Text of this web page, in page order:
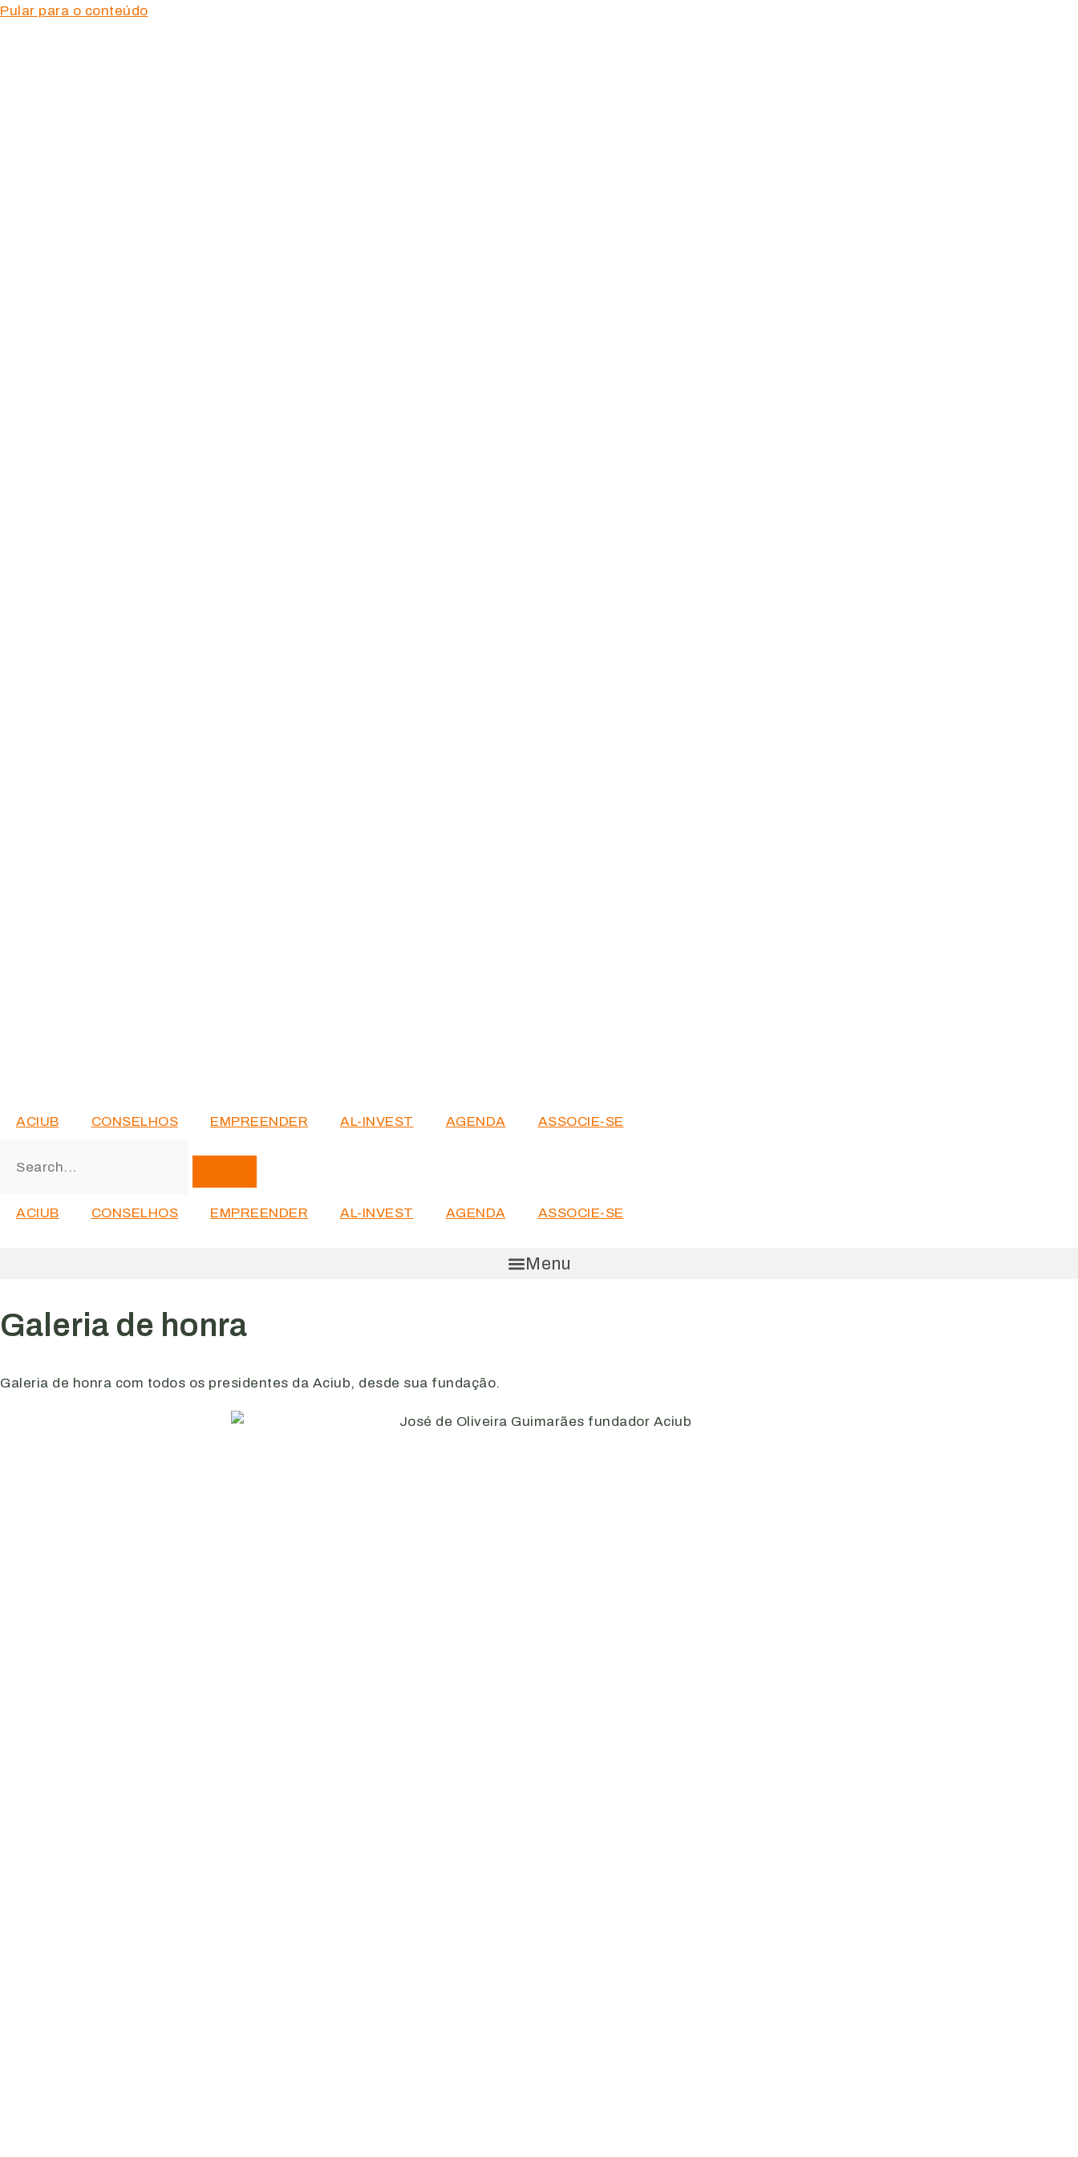
Pular para o conteúdo
ACIUB CONSELHOS EMPREENDER AL-INVEST AGENDA ASSOCIE-SE
ACIUB CONSELHOS EMPREENDER AL-INVEST AGENDA ASSOCIE-SE
Menu
Galeria de honra
Galeria de honra com todos os presidentes da Aciub, desde sua fundação.